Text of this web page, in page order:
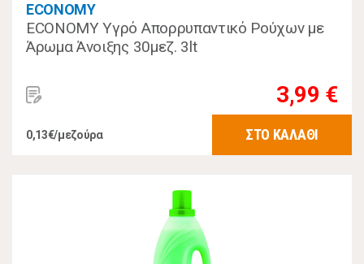
ECONOMY
ECONOMY Υγρό Απορρυπαντικό Ρούχων με
Άρωμα Άνοιξης 30μεζ. 3lt
3,99 €
0,13€/μεζούρα ΣΤΟ ΚΑΛΑΘΙ